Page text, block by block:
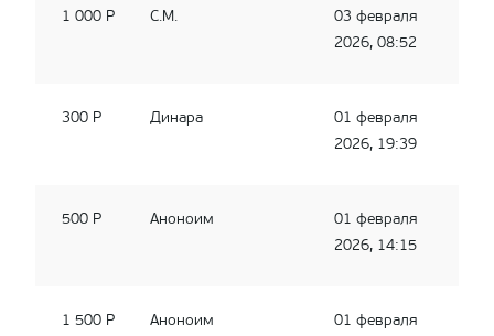
1 000 Р С.М.
03 февраля
2026, 08:52
300 Р Динара
01 февраля
2026, 19:39
500 Р Аноноим
01 февраля
2026, 14:15
1 500 Р Аноноим
01 февраля